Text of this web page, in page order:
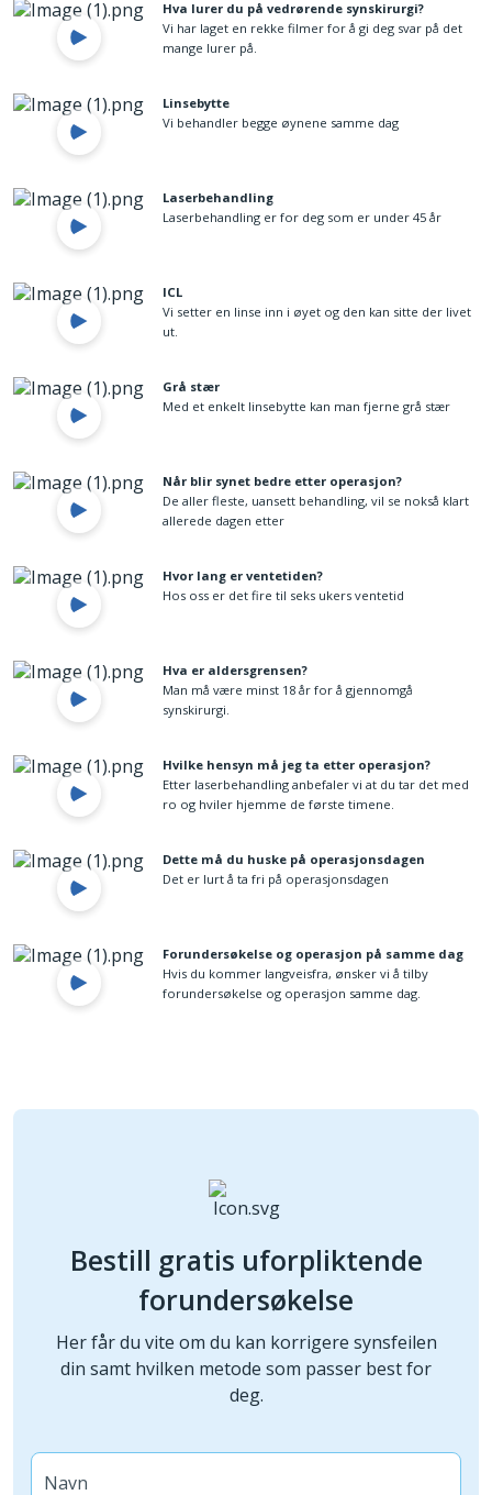
Hva lurer du på vedrørende synskirurgi?
Vi har laget en rekke filmer for å gi deg svar på det
mange lurer på.
Linsebytte
Vi behandler begge øynene samme dag
Laserbehandling
Laserbehandling er for deg som er under 45 år
ICL
Vi setter en linse inn i øyet og den kan sitte der livet
ut.
Grå stær
Med et enkelt linsebytte kan man fjerne grå stær
Når blir synet bedre etter operasjon?
De aller fleste, uansett behandling, vil se nokså klart
allerede dagen etter
Hvor lang er ventetiden?
Hos oss er det fire til seks ukers ventetid
Hva er aldersgrensen?
Man må være minst 18 år for å gjennomgå
synskirurgi.
Hvilke hensyn må jeg ta etter operasjon?
Etter laserbehandling anbefaler vi at du tar det med
ro og hviler hjemme de første timene.
Dette må du huske på operasjonsdagen
Det er lurt å ta fri på operasjonsdagen
Forundersøkelse og operasjon på samme dag
Hvis du kommer langveisfra, ønsker vi å tilby
forundersøkelse og operasjon samme dag.
Bestill gratis uforpliktende
forundersøkelse
Her får du vite om du kan korrigere synsfeilen
din samt hvilken metode som passer best for
deg.
Navn